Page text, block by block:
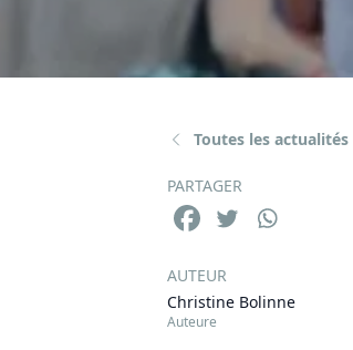
Toutes les actualités
PARTAGER
AUTEUR
Christine Bolinne
Auteure